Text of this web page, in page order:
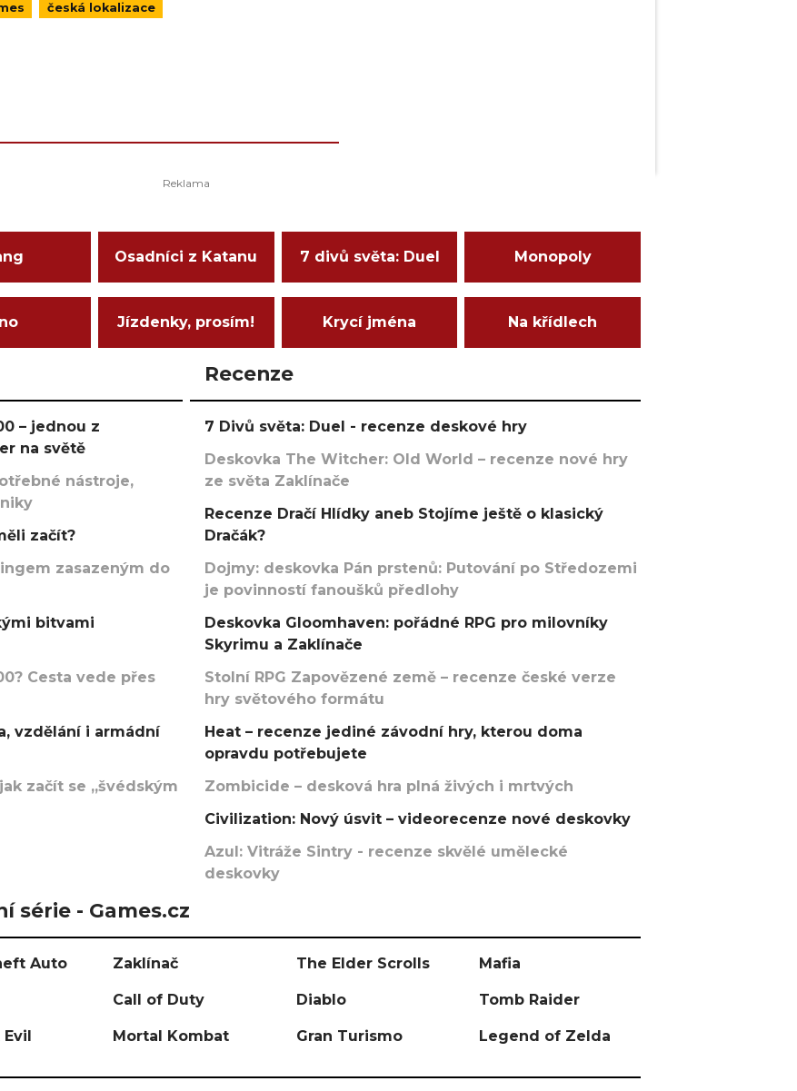
česká lokalizace
Osadníci z Katanu 7 divů světa: Duel Monopoly
Jízdenky, prosím! Krycí jména Na křídlech
– jednou z
na světě
nástroje,
začít?
zasazeným do
bitvami
Cesta vede přes
vzdělání i armádní
začít se „švédským
Recenze
7 Divů světa: Duel - recenze deskové hry
Deskovka The Witcher: Old World – recenze nové hry
ze světa Zaklínače
Recenze Dračí Hlídky aneb Stojíme ještě o klasický
Dračák?
Dojmy: deskovka Pán prstenů: Putování po Středozemi
je povinností fanoušků předlohy
Deskovka Gloomhaven: pořádné RPG pro milovníky
Skyrimu a Zaklínače
Stolní RPG Zapovězené země – recenze české verze
hry světového formátu
Heat – recenze jediné závodní hry, kterou doma
opravdu potřebujete
Zombicide – desková hra plná živých i mrtvých
Civilization: Nový úsvit – videorecenze nové deskovky
Azul: Vitráže Sintry - recenze skvělé umělecké
deskovky
série - Games.cz
Auto Zaklínač The Elder Scrolls Mafia
Call of Duty Diablo Tomb Raider
Mortal Kombat Gran Turismo Legend of Zelda